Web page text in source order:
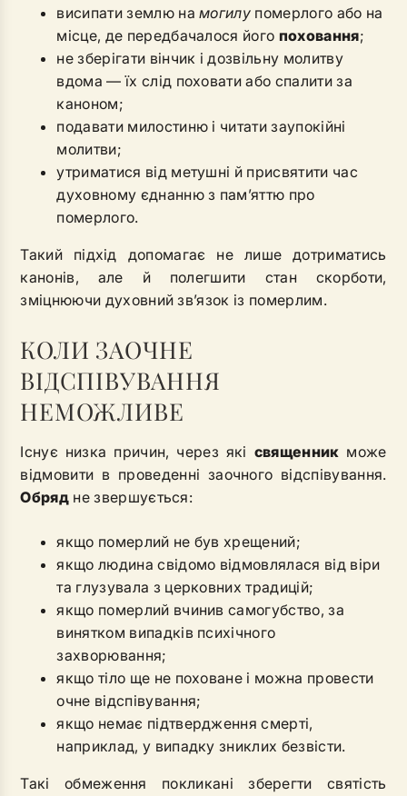
висипати землю намогилу померлого або на
місце, де передбачалося його поховання;
не зберігати вінчик і дозвільну молитву
вдома — їх слід поховати або спалити за
каноном;
подавати милостиню і читати заупокійні
молитви;
утриматися від метушні й присвятити час
духовному єднанню з пам’яттю про
померлого.
Такий підхід допомагає не лише дотриматись
канонів, але й полегшити стан скорботи,
зміцнюючи духовний зв’язок із померлим.
КОЛИ ЗАОЧНЕ
ВІДСПІВУВАННЯ
НЕМОЖЛИВЕ
Існує низка причин, через які священник може
відмовити в проведенні заочного відспівування.
Обряд не звершується:
якщо померлий не був хрещений;
якщо людина свідомо відмовлялася від віри
та глузувала з церковних традицій;
якщо померлий вчинив самогубство, за
винятком випадків психічного
захворювання;
якщо тіло ще не поховане і можна провести
очне відспівування;
якщо немає підтвердження смерті,
наприклад, у випадку зниклих безвісти.
Такі обмеження покликані зберегти святість